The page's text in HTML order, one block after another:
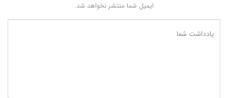
تصویر زیر کلیک کنید:
ایمیل شما منتشر نخواهد شد.